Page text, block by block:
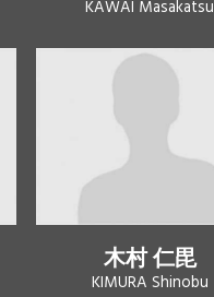
KAWAI Masakatsu
木村 仁毘
KIMURA Shinobu